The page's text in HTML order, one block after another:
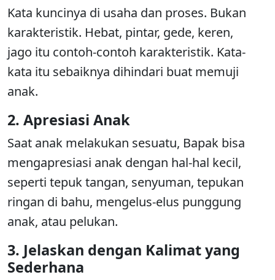
Kata kuncinya di usaha dan proses. Bukan
karakteristik. Hebat, pintar, gede, keren,
jago itu contoh-contoh karakteristik. Kata-
kata itu sebaiknya dihindari buat memuji
anak.
2. Apresiasi Anak
Saat anak melakukan sesuatu, Bapak bisa
mengapresiasi anak dengan hal-hal kecil,
seperti tepuk tangan, senyuman, tepukan
ringan di bahu, mengelus-elus punggung
anak, atau pelukan.
3. Jelaskan dengan Kalimat yang
Sederhana